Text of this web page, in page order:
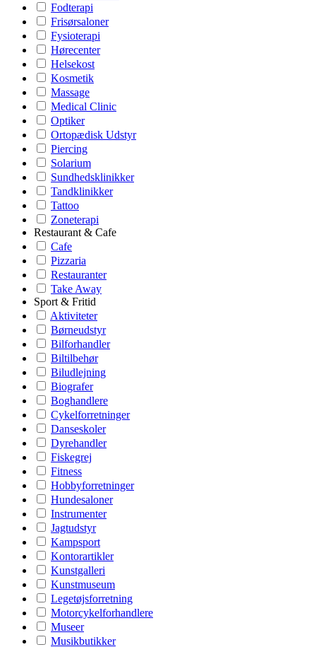
Fodterapi
Frisørsaloner
Fysioterapi
Hørecenter
Helsekost
Kosmetik
Massage
Medical Clinic
Optiker
Ortopædisk Udstyr
Piercing
Solarium
Sundhedsklinikker
Tandklinikker
Tattoo
Zoneterapi
Restaurant & Cafe
Cafe
Pizzaria
Restauranter
Take Away
Sport & Fritid
Aktiviteter
Børneudstyr
Bilforhandler
Biltilbehør
Biludlejning
Biografer
Boghandlere
Cykelforretninger
Danseskoler
Dyrehandler
Fiskegrej
Fitness
Hobbyforretninger
Hundesaloner
Instrumenter
Jagtudstyr
Kampsport
Kontorartikler
Kunstgalleri
Kunstmuseum
Legetøjsforretning
Motorcykelforhandlere
Museer
Musikbutikker